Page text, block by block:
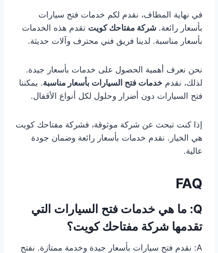
في نهاية المطاف، نقدم لكم خدمات فتح سيارات
بأسعار رائعة. شركة مفتاحك كويت تقدم هذه الخدمات
بأسعار مناسبة. لدينا فريق فني محترف وآلات حديثة.
نحن نعرف أهمية الحصول على خدمات بأسعار جيدة.
لذلك، نقدم خدمات فتح السيارات بأسعار مناسبة. يمكننا
فتح السيارات دون أضرار وحلول لكل أنواع الأقفال.
إذا كنت تبحث عن شركة موثوقة، فشركة مفتاحك كويت
هي الخيار. نقدم خدمات بأسعار رائعة وضمان جودة
عالية.
FAQ
Q: ما هي خدمات فتح السيارات التي
تقدمها شركة مفتاحك كويت؟
A: نقدم فتح سيارات بأسعار جيدة وخدمة ممتازة. نفتح